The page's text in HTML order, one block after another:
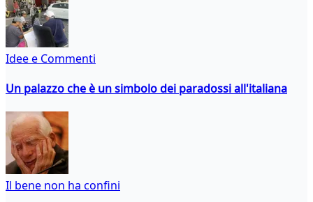
Idee e Commenti
Un palazzo che è un simbolo dei paradossi all'italiana
Il bene non ha confini